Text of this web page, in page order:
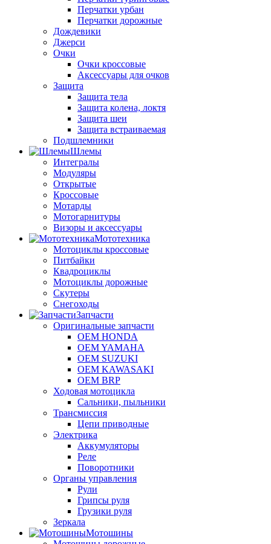
Перчатки урбан
Перчатки дорожные
Дождевики
Джерси
Очки
Очки кроссовые
Аксессуары для очков
Защита
Защита тела
Защита колена, локтя
Защита шеи
Защита встраиваемая
Подшлемники
Шлемы
Интегралы
Модуляры
Открытые
Кроссовые
Мотарды
Мотогарнитуры
Визоры и аксессуары
Мототехника
Мотоциклы кроссовые
Питбайки
Квадроциклы
Мотоциклы дорожные
Скутеры
Снегоходы
Запчасти
Оригинальные запчасти
OEM HONDA
OEM YAMAHA
OEM SUZUKI
OEM KAWASAKI
OEM BRP
Ходовая мотоцикла
Сальники, пыльники
Трансмиссия
Цепи приводные
Электрика
Аккумуляторы
Реле
Поворотники
Органы управления
Рули
Грипсы руля
Грузики руля
Зеркала
Мотошины